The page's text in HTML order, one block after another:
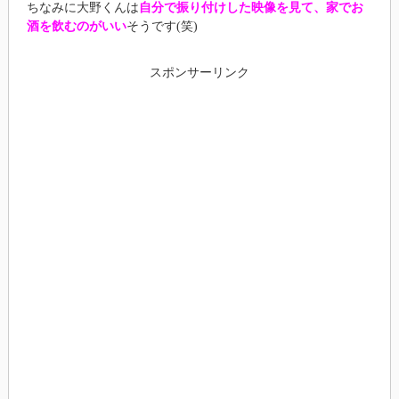
ちなみに大野くんは 自分で振り付けした映像を見て、家でお
酒を飲むのがいいそうです(笑)
スポンサーリンク